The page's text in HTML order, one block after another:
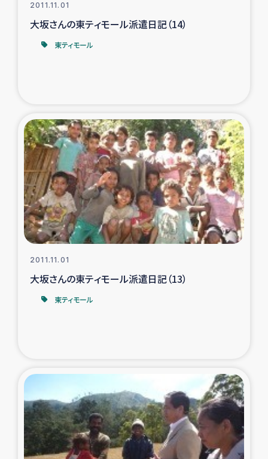
2011.11.01
大坂さんの東ティモール派遣日記（14）
東ティモール
2011.11.01
大坂さんの東ティモール派遣日記（13）
東ティモール